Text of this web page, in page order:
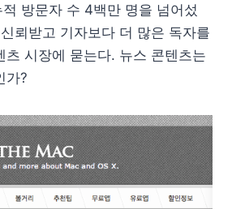
방문자 수 4백만 명을 넘어섰
뢰받고 기자보다 더 많은 독자를
츠 시장에 묻는다. 뉴스 콘텐츠는
가?